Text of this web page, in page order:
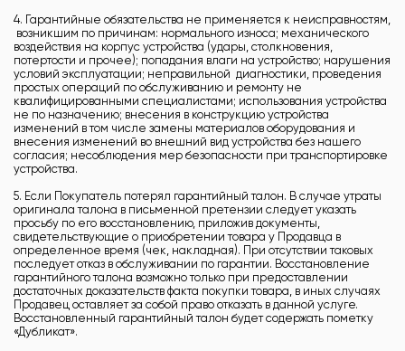
4. Гарантийные обязательства не применяется к неисправностям,
возникшим по причинам: нормального износа; механического
воздействия на корпус устройства (удары, столкновения,
потертости и прочее); попадания влаги на устройство; нарушения
условий эксплуатации; неправильной диагностики, проведения
простых операций по обслуживанию и ремонту не
квалифицированными специалистами; использования устройства
не по назначению; внесения в конструкцию устройства
изменений в том числе замены материалов оборудования и
внесения изменений во внешний вид устройства без нашего
согласия; несоблюдения мер безопасности при транспортировке
устройства.
5. Если Покупатель потерял гарантийный талон. В случае утраты
оригинала талона в письменной претензии следует указать
просьбу по его восстановлению, приложив документы,
свидетельствующие о приобретении товара у Продавца в
определенное время (чек, накладная). При отсутствии таковых
последует отказ в обслуживании по гарантии. Восстановление
гарантийного талона возможно только при предоставлении
достаточных доказательств факта покупки товара, в иных случаях
Продавец оставляет за собой право отказать в данной услуге.
Восстановленный гарантийный талон будет содержать пометку
«Дубликат».